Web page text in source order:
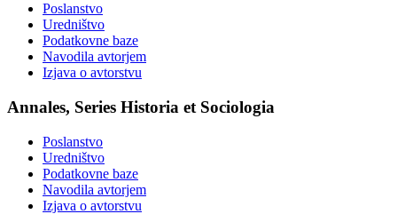
Poslanstvo
Uredništvo
Podatkovne baze
Navodila avtorjem
Izjava o avtorstvu
Annales, Series Historia et Sociologia
Poslanstvo
Uredništvo
Podatkovne baze
Navodila avtorjem
Izjava o avtorstvu